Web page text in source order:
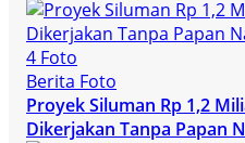
4 Foto
Berita Foto
Proyek Siluman Rp 1,2
Dikerjakan Tanpa Papan